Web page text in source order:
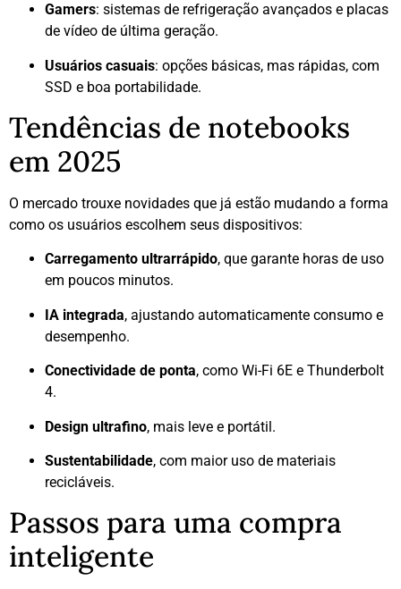
Gamers: sistemas de refrigeração avançados e placas
de vídeo de última geração.
Usuários casuais: opções básicas, mas rápidas, com
SSD e boa portabilidade.
Tendências de notebooks
em 2025
O mercado trouxe novidades que já estão mudando a forma
como os usuários escolhem seus dispositivos:
Carregamento ultrarrápido, que garante horas de uso
em poucos minutos.
IA integrada, ajustando automaticamente consumo e
desempenho.
Conectividade de ponta, como Wi-Fi 6E e Thunderbolt
4.
Design ultrafino, mais leve e portátil.
Sustentabilidade, com maior uso de materiais
recicláveis.
Passos para uma compra
inteligente